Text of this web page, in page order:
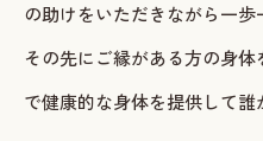
の助けをいただきながら一歩
その先にご縁がある方の身
で健康的な身体を提供して誰